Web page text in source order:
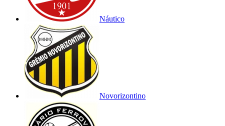
Náutico
Novorizontino